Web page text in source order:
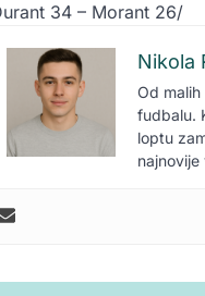
34 – Morant 26/
Nikola
Od
fudbalu.
loptu
najnovije